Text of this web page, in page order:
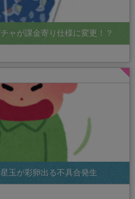
ャが課金寄り仕様に変更！？
玉が彩卵出る不具合発生